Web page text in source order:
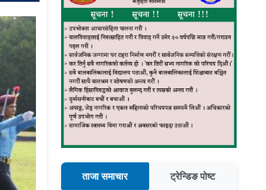
ताजा समाचार ट्रेन्डिङ पोष्ट